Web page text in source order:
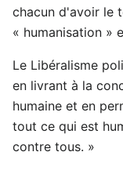
chacun d'avoir le
« humanisation »
Le Libéralisme
en livrant à la
humaine et en
tout ce qui est
contre tous. »